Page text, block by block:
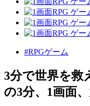
#RPGゲーム
3分で世界を救
の3分、1画面